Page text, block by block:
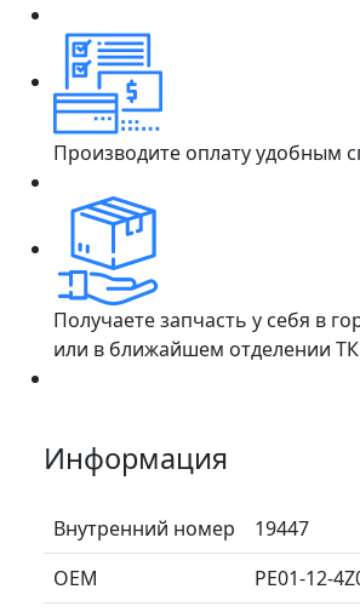
Производите оплату удобным
Получаете запчасть у себя в
или в ближайшем отделении ТК
Информация
Внутренний номер
19447
ОЕМ
PE01-12-